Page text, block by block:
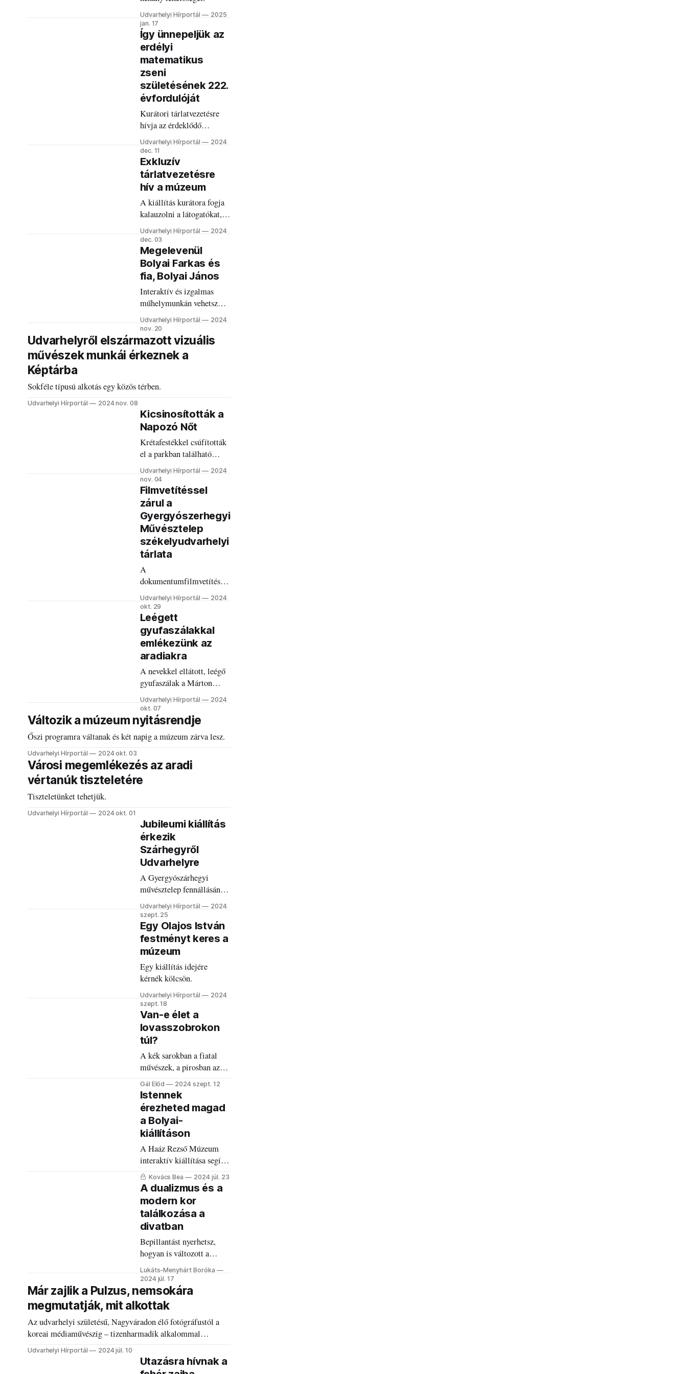
Udvarhelyi Hírportál
2025
jan. 17
Így ünnepeljük az
erdélyi
matematikus
zseni
születésének 222.
évfordulóját
Kurátori tárlatvezetésre
hívja az érdeklődő
közönségét a Haáz Rezső
Múzeum A Bolyai –
Erdély géniusza című
tárlatára.
Udvarhelyi Hírportál
2024
dec. 11
Exkluzív
tárlatvezetésre
hív a múzeum
A kiállítás kurátora fogja
kalauzolni a látogatókat,
egy különleges zenei és
irodalmi környezetbe
ágyazottan.
Udvarhelyi Hírportál
2024
dec. 03
Megelevenül
Bolyai Farkas és
fia, Bolyai János
Interaktív és izgalmas
műhelymunkán vehetsz
részt a múzeumban.
Udvarhelyi Hírportál
2024
nov. 20
Udvarhelyről elszármazott vizuális
művészek munkái érkeznek a
Képtárba
Sokféle típusú alkotás egy közös térben.
Udvarhelyi Hírportál 2024 nov. 08
Kicsinosították a
Napozó Nőt
Krétafestékkel csúfították
el a parkban található
Napozó Nőt.
Udvarhelyi Hírportál
2024
nov. 04
Filmvetítéssel
zárul a
Gyergyószerhegyi
Művésztelep
székelyudvarhelyi
tárlata
A
dokumentumfilmvetítésére
a Haáz Rezső Múzeum
képtárában kerül sor.
Udvarhelyi Hírportál
2024
okt. 29
Leégett
gyufaszálakkal
emlékezünk az
aradiakra
A nevekkel ellátott, leégő
gyufaszálak a Márton
Áron téren tekinthetőek
meg.
Udvarhelyi Hírportál
2024
okt. 07
Változik a múzeum nyitásrendje
Őszi programra váltanak és két napig a múzeum zárva lesz.
Udvarhelyi Hírportál 2024 okt. 03
Városi megemlékezés az aradi
vértanúk tiszteletére
Tiszteletünket tehetjük.
Udvarhelyi Hírportál 2024 okt. 01
Jubileumi kiállítás
érkezik
Szárhegyről
Udvarhelyre
A Gyergyószárhegyi
művésztelep fennállásának
50. évfordulójának
alkalmából 23
képzőművész munkáját
gyűjtötték össze.
Udvarhelyi Hírportál
2024
szept. 25
Egy Olajos István
festményt keres a
múzeum
Egy kiállítás idejére
kérnék kölcsön.
Udvarhelyi Hírportál
2024
szept. 18
Van-e élet a
lovasszobrokon
túl?
A kék sarokban a fiatal
művészek, a pirosban az
intézményvezetők. A
kérdés, hogy milyen jövő
vár Székelyudvarhely
belterjesnek tűnő
kulturális életére.
Gál Előd 2024 szept. 12
Istennek
érezheted magad
a Bolyai-
kiállításon
A Haáz Rezső Múzeum
interaktív kiállítása segít
megérteni, hogy miért volt
zseni Bolyai János.
Kovács Bea 2024 júl. 23
A dualizmus és a
modern kor
találkozása a
divatban
Bepillantást nyerhetsz,
hogyan is változott a
nyugat hatására a
magyaros nemesi viselet,
és hogy milyen
részletekben hasonlít a
modern korihoz.
Lukáts-Menyhárt Boróka
2024 júl. 17
Már zajlik a Pulzus, nemsokára
megmutatják, mit alkottak
Az udvarhelyi születésű, Nagyváradon élő fotógráfustól a
koreai médiaművészig – tizenharmadik alkalommal
szervezik meg a Haáz Rezső Múzeum alkotótáborát
Székelyudvarhelyen.
Udvarhelyi Hírportál 2024 júl. 10
Utazásra hívnak a